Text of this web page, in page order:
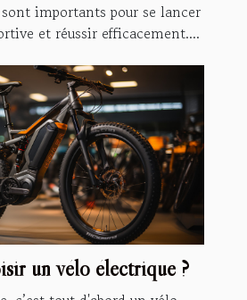
importants pour se lancer
et réussir efficacement....
un vélo électrique ?